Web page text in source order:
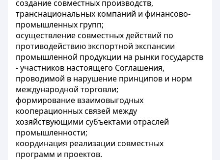
создание совместных производств,
транснациональных компаний и финансово-
промышленных групп;
осуществление совместных действий по
противодействию экспортной экспансии
промышленной продукции на рынки государств
- участников настоящего Соглашения,
проводимой в нарушение принципов и норм
международной торговли;
формирование взаимовыгодных
кооперационных связей между
хозяйствующими субъектами отраслей
промышленности;
координация реализации совместных
программ и проектов.